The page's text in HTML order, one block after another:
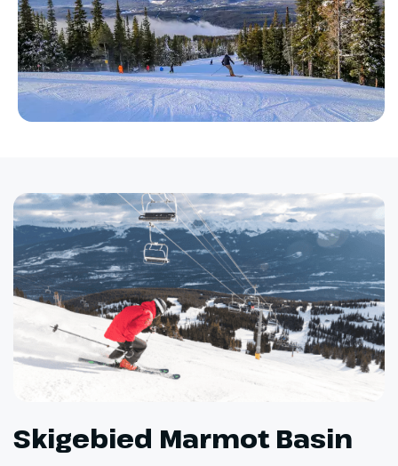
Skigebied Marmot Basin